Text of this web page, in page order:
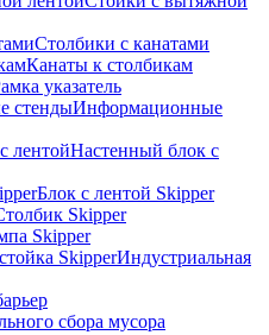
Столбики с канатами
Канаты к столбикам
указатель
Информационные
Настенный блок с
Блок с лентой Skipper
Skipper
Skipper
Индустриальная
сбора мусора